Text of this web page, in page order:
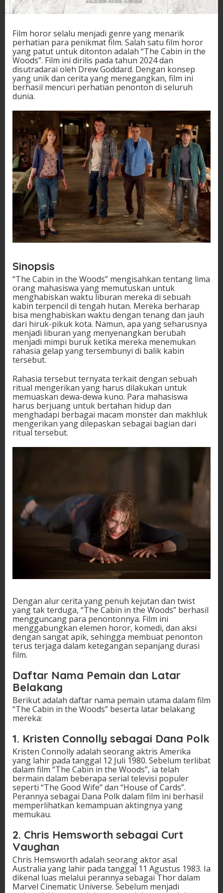
Film horor selalu menjadi genre yang menarik
perhatian para penikmat film. Salah satu film horor
yang patut untuk ditonton adalah “The Cabin in the
Woods”. Film ini dirilis pada tahun 2024 dan
disutradarai oleh Drew Goddard. Dengan konsep
yang unik dan cerita yang menegangkan, film ini
berhasil mencuri perhatian penonton di seluruh
dunia.
Sinopsis
“The Cabin in the Woods” mengisahkan tentang lima
orang mahasiswa yang memutuskan untuk
menghabiskan waktu liburan mereka di sebuah
kabin terpencil di tengah hutan. Mereka berharap
bisa menghabiskan waktu dengan tenang dan jauh
dari hiruk-pikuk kota. Namun, apa yang seharusnya
menjadi liburan yang menyenangkan berubah
menjadi mimpi buruk ketika mereka menemukan
rahasia gelap yang tersembunyi di balik kabin
tersebut.
Rahasia tersebut ternyata terkait dengan sebuah
ritual mengerikan yang harus dilakukan untuk
memuaskan dewa-dewa kuno. Para mahasiswa
harus berjuang untuk bertahan hidup dan
menghadapi berbagai macam monster dan makhluk
mengerikan yang dilepaskan sebagai bagian dari
ritual tersebut.
Dengan alur cerita yang penuh kejutan dan twist
yang tak terduga, “The Cabin in the Woods” berhasil
mengguncang para penontonnya. Film ini
menggabungkan elemen horor, komedi, dan aksi
dengan sangat apik, sehingga membuat penonton
terus terjaga dalam ketegangan sepanjang durasi
film.
Daftar Nama Pemain dan Latar
Belakang
Berikut adalah daftar nama pemain utama dalam film
“The Cabin in the Woods” beserta latar belakang
mereka:
1. Kristen Connolly sebagai Dana Polk
Kristen Connolly adalah seorang aktris Amerika
yang lahir pada tanggal 12 Juli 1980. Sebelum terlibat
dalam film “The Cabin in the Woods”, ia telah
bermain dalam beberapa serial televisi populer
seperti “The Good Wife” dan “House of Cards”.
Perannya sebagai Dana Polk dalam film ini berhasil
memperlihatkan kemampuan aktingnya yang
memukau.
2. Chris Hemsworth sebagai Curt
Vaughan
Chris Hemsworth adalah seorang aktor asal
Australia yang lahir pada tanggal 11 Agustus 1983. Ia
dikenal luas melalui perannya sebagai Thor dalam
Marvel Cinematic Universe. Sebelum menjadi